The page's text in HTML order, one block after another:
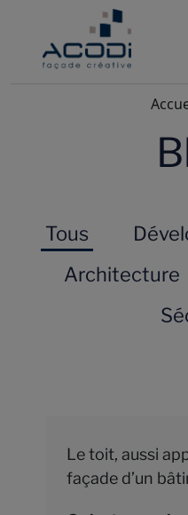
Tous
Architecture
Le toit, aussi
façade d’un